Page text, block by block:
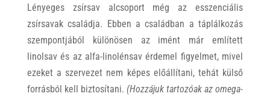
Lényeges zsírsav alcsoport még az esszenciális
zsírsavak családja. Ebben a családban a táplálkozás
szempontjából különösen az imént már említett
linolsav és az alfa-linolénsav érdemel figyelmet, mivel
ezeket a szervezet nem képes előállítani, tehát külső
forrásból kell biztosítani. (Hozzájuk tartozóak az omega-